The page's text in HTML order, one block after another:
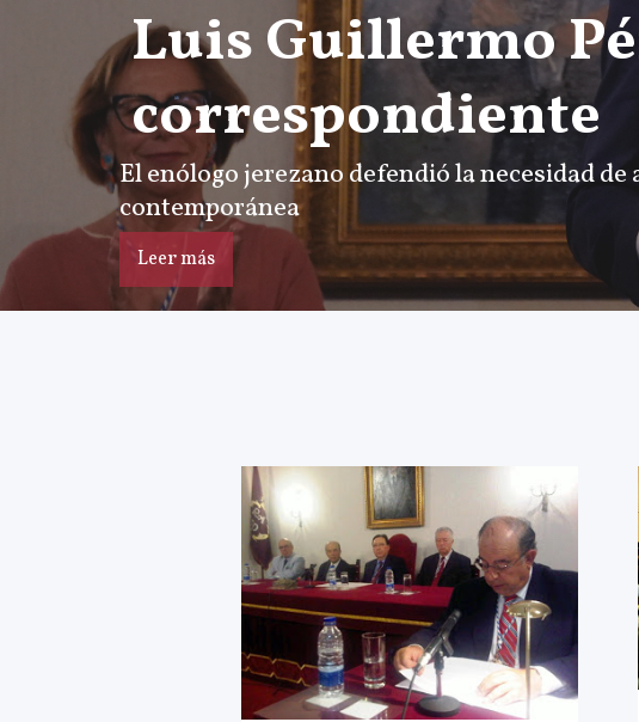
Luis Guillermo
correspondiente
El enólogo jerezano defendió la necesidad
contemporánea
Leer más